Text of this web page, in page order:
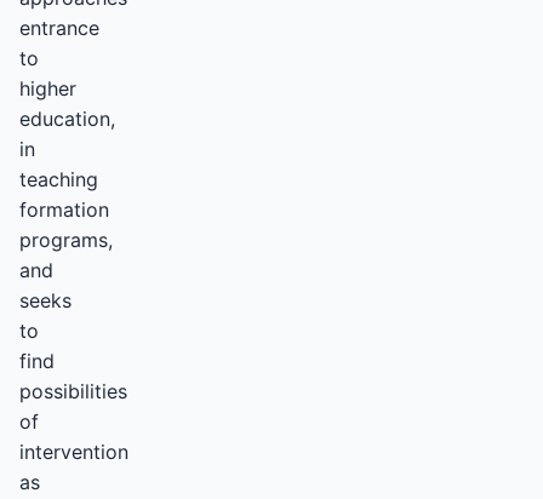
entrance
to
higher
education,
in
teaching
formation
programs,
and
seeks
to
find
possibilities
of
intervention
as